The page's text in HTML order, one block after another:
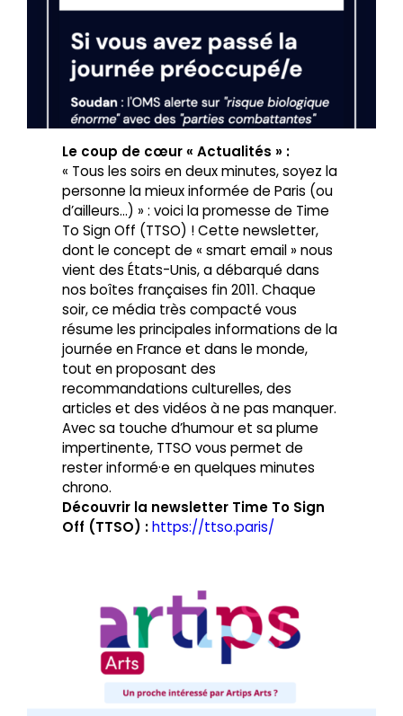
Le coup de cœur « Actualités » :
« Tous les soirs en deux minutes, soyez la
personne la mieux informée de Paris (ou
d’ailleurs…) » : voici la promesse de Time
To Sign Off (TTSO) ! Cette newsletter,
dont le concept de « smart email » nous
vient des États-Unis, a débarqué dans
nos boîtes françaises fin 2011. Chaque
soir, ce média très compacté vous
résume les principales informations de la
journée en France et dans le monde,
tout en proposant des
recommandations culturelles, des
articles et des vidéos à ne pas manquer.
Avec sa touche d’humour et sa plume
impertinente, TTSO vous permet de
rester informé·e en quelques minutes
chrono.
Découvrir la newsletter Time To Sign
Off (TTSO) :https://ttso.paris/